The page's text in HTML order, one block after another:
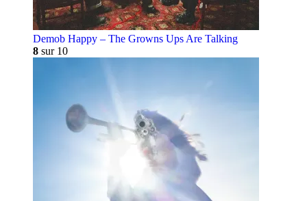
Demob Happy – The Growns Ups Are Talking
8 sur 10